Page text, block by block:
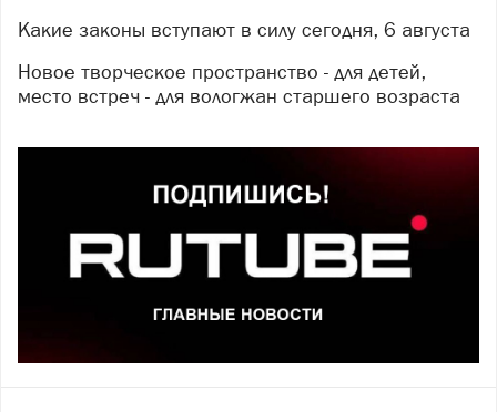
Какие законы вступают в силу сегодня, 6 августа
Новое творческое пространство - для детей,
место встреч - для вологжан старшего возраста